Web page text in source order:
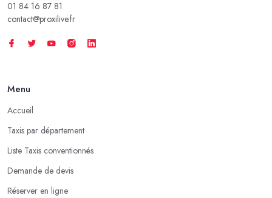
01 84 16 87 81
contact@proxilive.fr
Menu
Accueil
Taxis par département
Liste Taxis conventionnés
Demande de devis
Réserver en ligne